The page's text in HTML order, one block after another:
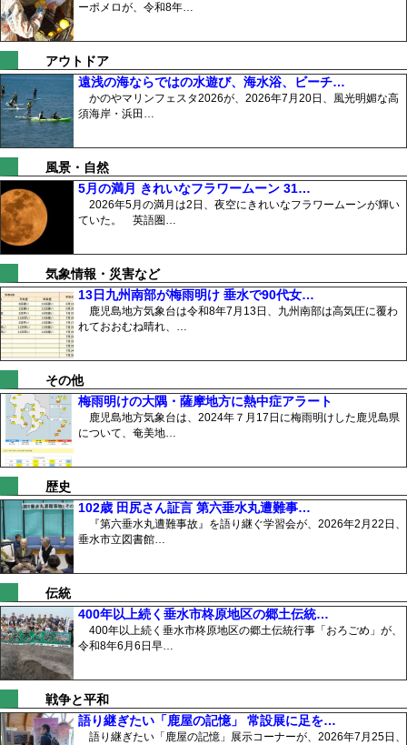
ーポメロが、令和8年…
アウトドア
遠浅の海ならではの水遊び、海水浴、ビーチ…
かのやマリンフェスタ2026が、2026年7月20日、風光明媚な高
須海岸・浜田…
風景・自然
5月の満月 きれいなフラワームーン 31…
2026年5月の満月は2日、夜空にきれいなフラワームーンが輝い
ていた。 英語圏…
気象情報・災害など
13日九州南部が梅雨明け 垂水で90代女…
鹿児島地方気象台は令和8年7月13日、九州南部は高気圧に覆わ
れておおむね晴れ、…
その他
梅雨明けの大隅・薩摩地方に熱中症アラート
鹿児島地方気象台は、2024年７月17日に梅雨明けした鹿児島県
について、奄美地…
歴史
102歳 田尻さん証言 第六垂水丸遭難事…
『第六垂水丸遭難事故』を語り継ぐ学習会が、2026年2月22日、
垂水市立図書館…
伝統
400年以上続く垂水市柊原地区の郷土伝統…
400年以上続く垂水市柊原地区の郷土伝統行事「おろごめ」が、
令和8年6月6日早…
戦争と平和
語り継ぎたい「鹿屋の記憶」 常設展に足を…
語り継ぎたい「鹿屋の記憶」展示コーナーが、2026年7月25日、